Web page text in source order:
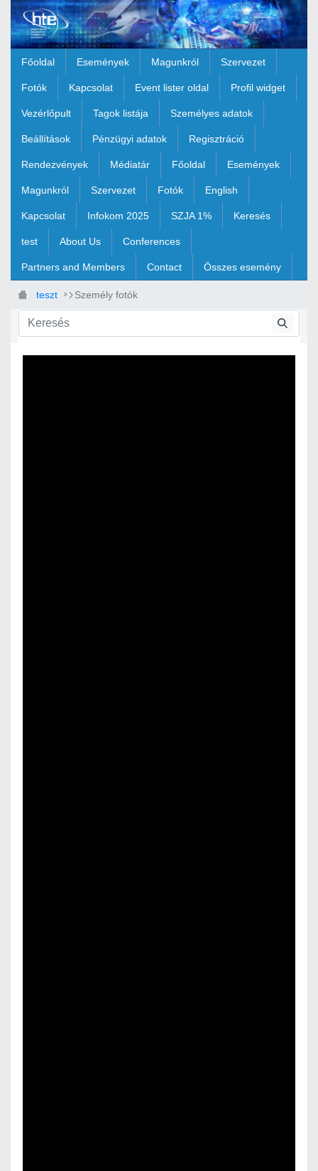
Ugrás a fő tartalomhoz
Főoldal Események Magunkról Szervezet
Fotók Kapcsolat Event lister oldal Profil widget
Vezérlőpult Tagok listája Személyes adatok
Beállítások Pénzügyi adatok Regisztráció
Rendezvények Médiatár Főoldal Események
Magunkról Szervezet Fotók English
Kapcsolat Infokom 2025 SZJA 1% Keresés
test About Us Conferences
Partners and Members Contact Összes esemény
teszt Személy fotók